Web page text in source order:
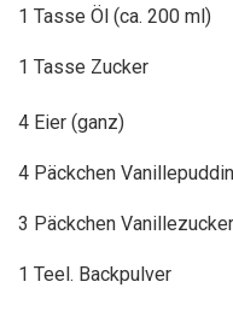
1 Tasse Öl (ca. 200 ml)
1 Tasse Zucker
4 Eier (ganz)
4 Päckchen
3 Päckchen Vanillezucker
1 Teel. Backpulver